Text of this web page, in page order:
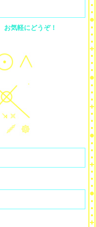
お気軽にどうぞ！